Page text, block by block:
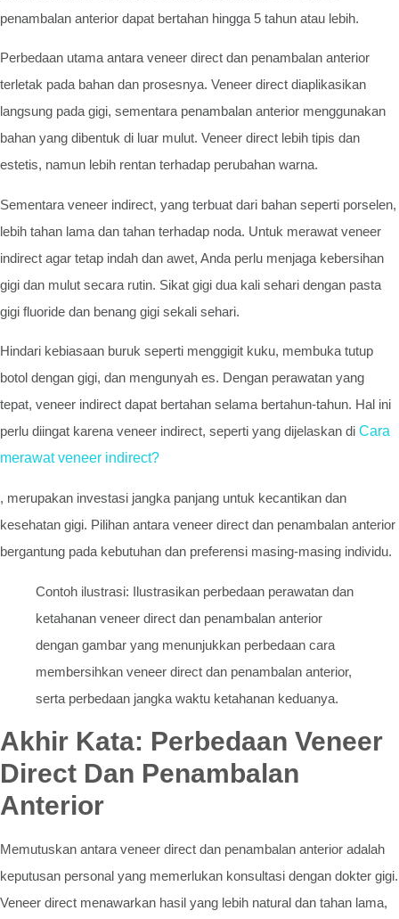
penambalan anterior dapat bertahan hingga 5 tahun atau lebih.
Perbedaan utama antara veneer direct dan penambalan anterior
terletak pada bahan dan prosesnya. Veneer direct diaplikasikan
langsung pada gigi, sementara penambalan anterior menggunakan
bahan yang dibentuk di luar mulut. Veneer direct lebih tipis dan
estetis, namun lebih rentan terhadap perubahan warna.
Sementara veneer indirect, yang terbuat dari bahan seperti porselen,
lebih tahan lama dan tahan terhadap noda. Untuk merawat veneer
indirect agar tetap indah dan awet, Anda perlu menjaga kebersihan
gigi dan mulut secara rutin. Sikat gigi dua kali sehari dengan pasta
gigi fluoride dan benang gigi sekali sehari.
Hindari kebiasaan buruk seperti menggigit kuku, membuka tutup
botol dengan gigi, dan mengunyah es. Dengan perawatan yang
tepat, veneer indirect dapat bertahan selama bertahun-tahun. Hal ini
perlu diingat karena veneer indirect, seperti yang dijelaskan di Cara
merawat veneer indirect?
, merupakan investasi jangka panjang untuk kecantikan dan
kesehatan gigi. Pilihan antara veneer direct dan penambalan anterior
bergantung pada kebutuhan dan preferensi masing-masing individu.
Contoh ilustrasi: Ilustrasikan perbedaan perawatan dan
ketahanan veneer direct dan penambalan anterior
dengan gambar yang menunjukkan perbedaan cara
membersihkan veneer direct dan penambalan anterior,
serta perbedaan jangka waktu ketahanan keduanya.
Akhir Kata: Perbedaan Veneer
Direct Dan Penambalan
Anterior
Memutuskan antara veneer direct dan penambalan anterior adalah
keputusan personal yang memerlukan konsultasi dengan dokter gigi.
Veneer direct menawarkan hasil yang lebih natural dan tahan lama,